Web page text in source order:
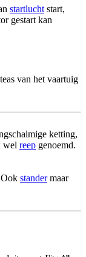
startlucht start,
gestart kan
van het vaartuig
ketting,
wel reep genoemd.
standermaar